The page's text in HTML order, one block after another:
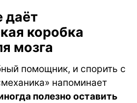
даёт
коробка
мозга
помощник, и спорить с
напоминает
полезно оставить